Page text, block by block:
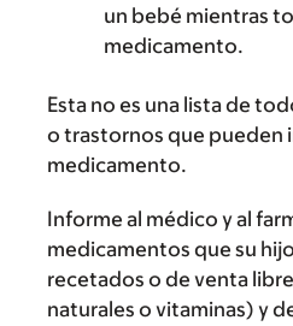
un bebé mientras
medicamento.
Esta no es una lista de
o trastornos que pueden
medicamento.
Informe al médico y al
medicamentos que su
recetados o de venta
naturales o vitaminas) y